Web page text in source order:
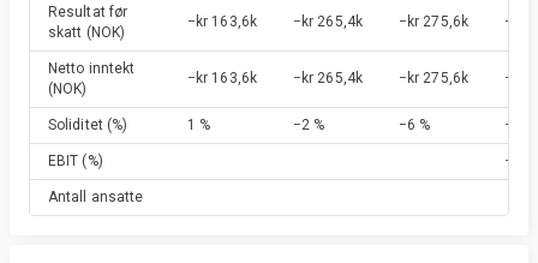
Resultat før
skatt (NOK)
−kr 163,6k −kr 265,4k −kr 275,6k −kr
Netto inntekt
(NOK)
−kr 163,6k −kr 265,4k −kr 275,6k −kr
Soliditet (%) 1 % −2 % −6 % −12
EBIT (%) −4 %
Antall ansatte